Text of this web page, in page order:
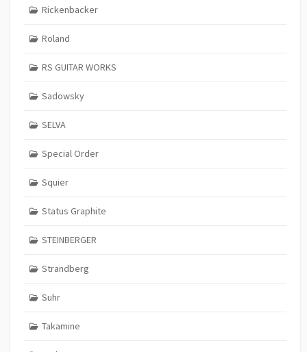
Rickenbacker
Roland
RS GUITAR WORKS
Sadowsky
SELVA
Special Order
Squier
Status Graphite
STEINBERGER
Strandberg
Suhr
Takamine